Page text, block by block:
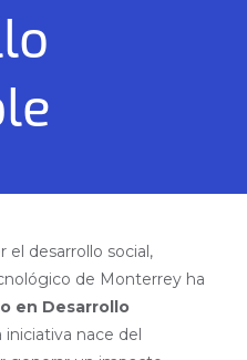
el desarrollo social,
de Monterrey ha
en Desarrollo
iniciativa nace del